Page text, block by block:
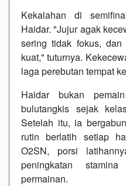
Kekalahan di
Haidar. "Jujur agak
sering tidak fokus,
kuat," tuturnya.
laga perebutan tempat
Haidar bukan
bulutangkis sejak
Setelah itu, ia
rutin berlatih setiap
O2SN, porsi
peningkatan
permainan.